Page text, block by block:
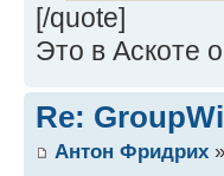
[/quote]
Это в Аскоте
Re:
Антон Фридрих